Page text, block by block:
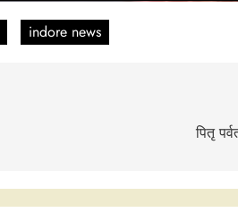
indore news
पितृ